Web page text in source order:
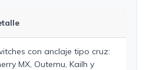
con anclaje tipo cruz:
MX, Outemu, Kailh y